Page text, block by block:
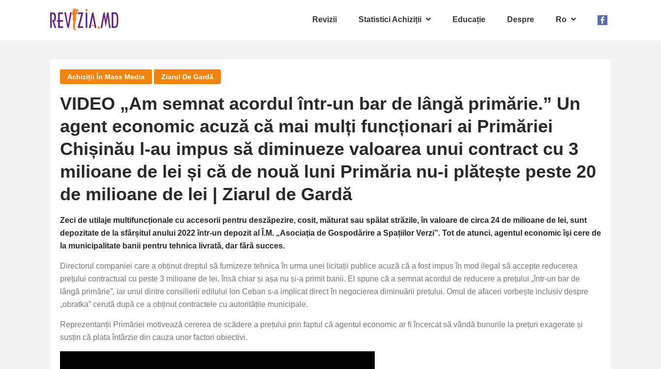
Revizii Statistici Achiziții Educație Despre Ro
Achiziții În Mass Media Ziarul De Gardă
VIDEO „Am semnat acordul într-un bar de lângă primărie.” Un
agent economic acuză că mai mulți funcționari ai Primăriei
Chișinău l-au impus să diminueze valoarea unui contract cu 3
milioane de lei și că de nouă luni Primăria nu-i plătește peste 20
de milioane de lei | Ziarul de Gardă
Zeci de utilaje multifuncționale cu accesorii pentru deszăpezire, cosit, măturat sau spălat străzile, în valoare de circa 24 de milioane de lei, sunt
depozitate de la sfârșitul anului 2022 într-un depozit al Î.M. „Asociația de Gospodărire a Spațiilor Verzi”. Tot de atunci, agentul economic îşi cere de
la municipalitate banii pentru tehnica livrată, dar fără succes.
Directorul companiei care a obținut dreptul să furnizeze tehnica în urma unei licitații publice acuză că a fost impus în mod ilegal să accepte reducerea
prețului contractual cu peste 3 milioane de lei, însă chiar și așa nu și-a primit banii. El spune că a semnat acordul de reducere a prețului „într-un bar de
lângă primărie”, iar unul dintre consilierii edilului Ion Ceban s-a implicat direct în negocierea diminuării prețului. Omul de afaceri vorbește inclusiv despre
„obratka” cerută după ce a obținut contractele cu autoritățile municipale.
Reprezentanții Primăriei motivează cererea de scădere a prețului prin faptul că agentul economic ar fi încercat să vândă bunurile la prețuri exagerate și
susțin că plata întârzie din cauza unor factori obiectivi.